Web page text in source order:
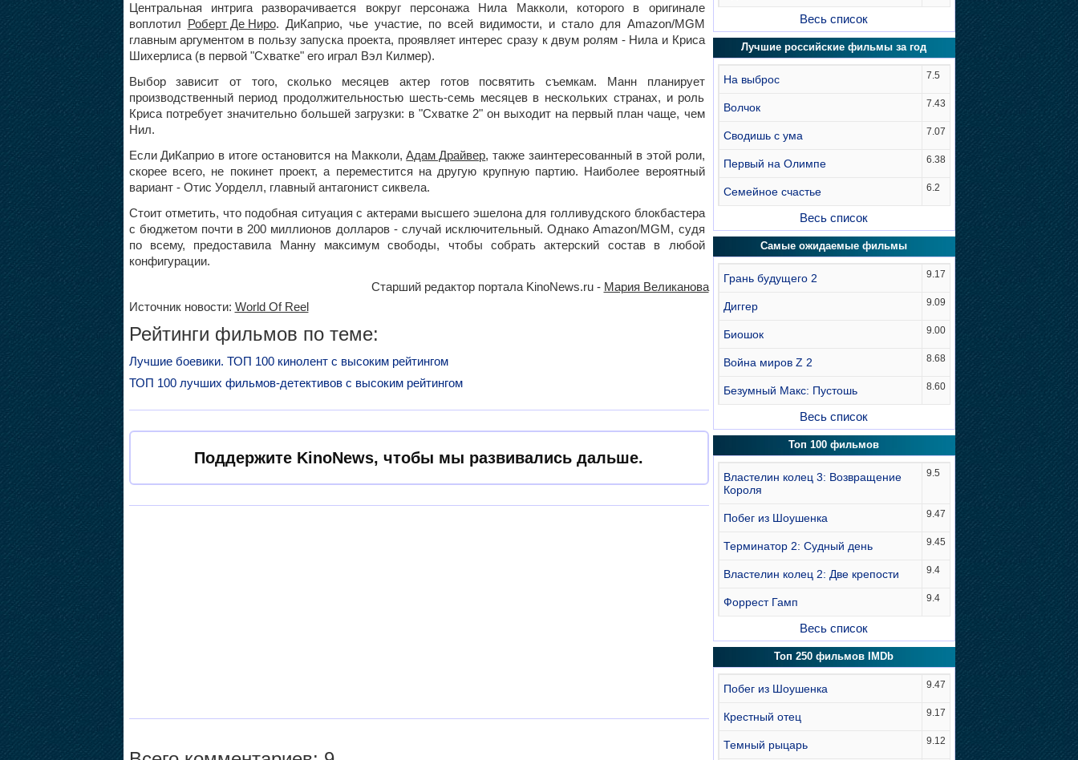
Центральная интрига разворачивается вокруг персонажа Нила Макколи, которого в оригинале
воплотил Роберт Де Ниро. ДиКаприо, чье участие, по всей видимости, и стало для Amazon/MGM
главным аргументом в пользу запуска проекта, проявляет интерес сразу к двум ролям - Нила и Криса
Шихерлиса (в первой "Схватке" его играл Вэл Килмер).
Выбор зависит от того, сколько месяцев актер готов посвятить съемкам. Манн планирует
производственный период продолжительностью шесть-семь месяцев в нескольких странах, и роль
Криса потребует значительно большей загрузки: в "Схватке 2" он выходит на первый план чаще, чем
Нил.
Если ДиКаприо в итоге остановится на Макколи,Адам Драйвер, также заинтересованный в этой роли,
скорее всего, не покинет проект, а переместится на другую крупную партию. Наиболее вероятный
вариант - Отис Уорделл, главный антагонист сиквела.
Стоит отметить, что подобная ситуация с актерами высшего эшелона для голливудского блокбастера
с бюджетом почти в 200 миллионов долларов - случай исключительный. Однако Amazon/MGM, судя
по всему, предоставила Манну максимум свободы, чтобы собрать актерский состав в любой
конфигурации.
Старший редактор портала KinoNews.ru - Мария Великанова
Источник новости: World Of Reel
Рейтинги фильмов по теме:
Лучшие боевики. ТОП 100 кинолент с высоким рейтингом
ТОП 100 лучших фильмов-детективов с высоким рейтингом
Поддержите KinoNews, чтобы мы развивались дальше.
Весь список
Лучшие российские фильмы за год
На выброс 7.5
Волчок 7.43
Сводишь с ума 7.07
Первый на Олимпе 6.38
Семейное счастье 6.2
Весь список
Самые ожидаемые фильмы
Грань будущего 2 9.17
Диггер 9.09
Биошок 9.00
Война миров Z 2 8.68
Безумный Макс: Пустошь 8.60
Весь список
Топ 100 фильмов
Властелин колец 3: Возвращение
Короля
9.5
Побег из Шоушенка 9.47
Терминатор 2: Судный день 9.45
Властелин колец 2: Две крепости 9.4
Форрест Гамп 9.4
Весь список
Топ 250 фильмов IMDb
Побег из Шоушенка 9.47
Крестный отец 9.17
Темный рыцарь 9.12